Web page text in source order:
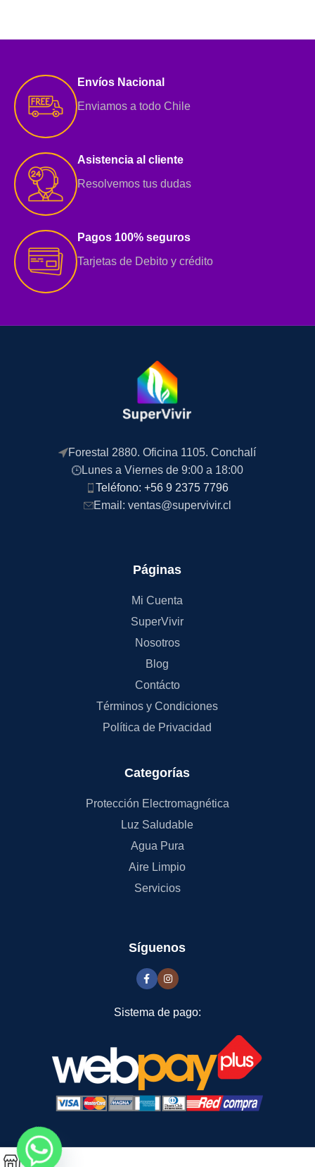
Envíos Nacional
Enviamos a todo Chile
Asistencia al cliente
Resolvemos tus dudas
Pagos 100% seguros
Tarjetas de Debito y crédito
Forestal 2880. Oficina 1105. Conchalí
Lunes a Viernes de 9:00 a 18:00
Teléfono: +56 9 2375 7796
Email: ventas@supervivir.cl
Páginas
Mi Cuenta
SuperVivir
Nosotros
Blog
Contácto
Términos y Condiciones
Política de Privacidad
Categorías
Protección Electromagnética
Luz Saludable
Agua Pura
Aire Limpio
Servicios
Síguenos
Sistema de pago:
0